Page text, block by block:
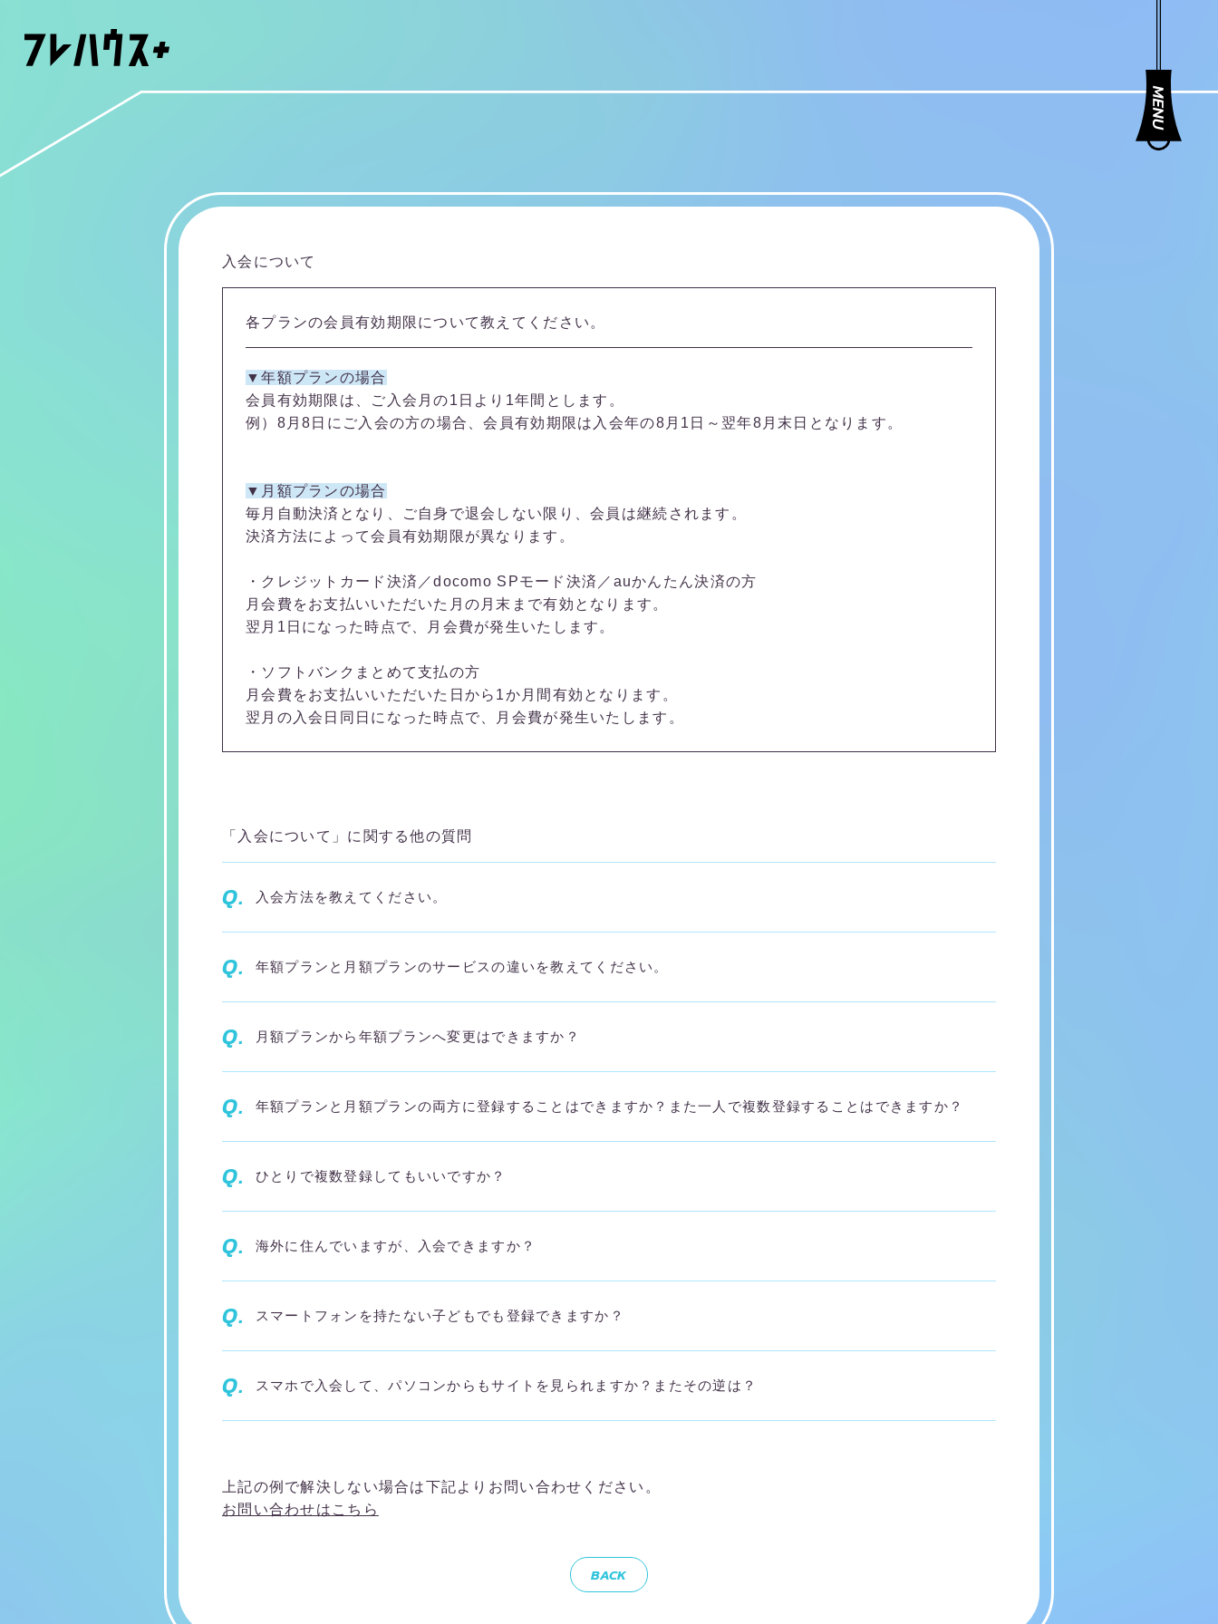
入会について
各プランの会員有効期限について教えてください。
▼年額プランの場合
会員有効期限は、ご入会月の1日より1年間とします。
例）8月8日にご入会の方の場合、会員有効期限は入会年の8月1日～翌年8月末日となります。
▼月額プランの場合
毎月自動決済となり、ご自身で退会しない限り、会員は継続されます。
決済方法によって会員有効期限が異なります。
・クレジットカード決済／docomo SPモード決済／auかんたん決済の方
月会費をお支払いいただいた月の月末まで有効となります。
翌月1日になった時点で、月会費が発生いたします。
・ソフトバンクまとめて支払の方
月会費をお支払いいただいた日から1か月間有効となります。
翌月の入会日同日になった時点で、月会費が発生いたします。
「入会について」に関する他の質問
Q. 入会方法を教えてください。
Q. 年額プランと月額プランのサービスの違いを教えてください。
Q. 月額プランから年額プランへ変更はできますか？
Q. 年額プランと月額プランの両方に登録することはできますか？また一人で複数登録することはできますか？
Q. ひとりで複数登録してもいいですか？
Q. 海外に住んでいますが、入会できますか？
Q. スマートフォンを持たない子どもでも登録できますか？
Q. スマホで入会して、パソコンからもサイトを見られますか？またその逆は？
上記の例で解決しない場合は下記よりお問い合わせください。
お問い合わせはこちら
BACK